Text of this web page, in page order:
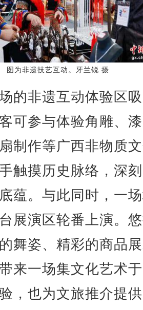
图为非遗技艺互动。牙兰锐 摄
非遗互动体验区
可参与体验角雕、
制作等广西非物质
触摸历史脉络，深
蕴。与此同时，一
展演区轮番上演。
舞姿、精彩的商品
来一场集文化艺术
，也为文旅推介提